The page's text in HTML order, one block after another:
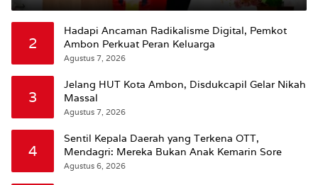
2
Hadapi Ancaman Radikalisme Digital, Pemkot
Ambon Perkuat Peran Keluarga
Agustus 7, 2026
3
Jelang HUT Kota Ambon, Disdukcapil Gelar Nikah
Massal
Agustus 7, 2026
4
Sentil Kepala Daerah yang Terkena OTT,
Mendagri: Mereka Bukan Anak Kemarin Sore
Agustus 6, 2026